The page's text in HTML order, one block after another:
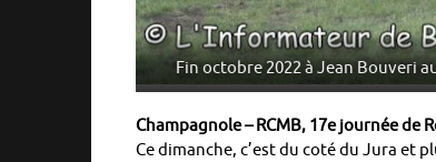
Fin octobre 2022 à Jean Bouveri
Champagnole – RCMB, 17e journée de
Ce dimanche, c’est du coté du Jura et